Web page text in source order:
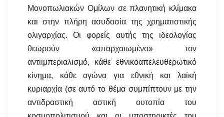
Μονοπωλιακών Ομίλων σε πλανητική κλίμακα
και στην πλήρη ασυδοσία της χρηματιστικής
ολιγαρχίας. Οι φορείς αυτής της ιδεολογίας
θεωρούν «απαρχαιωμένο» τον
αντιιμπεριαλισμό, κάθε εθνικοαπελευθερωτικό
κίνημα, κάθε αγώνα για εθνική και λαϊκή
κυριαρχία (σε αυτό το θέμα συμπίπτουν με την
αντιδραστική αστική ουτοπία του